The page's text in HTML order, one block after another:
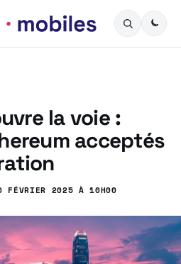
la voie :
acceptés
FÉVRIER 2025 À 10H00